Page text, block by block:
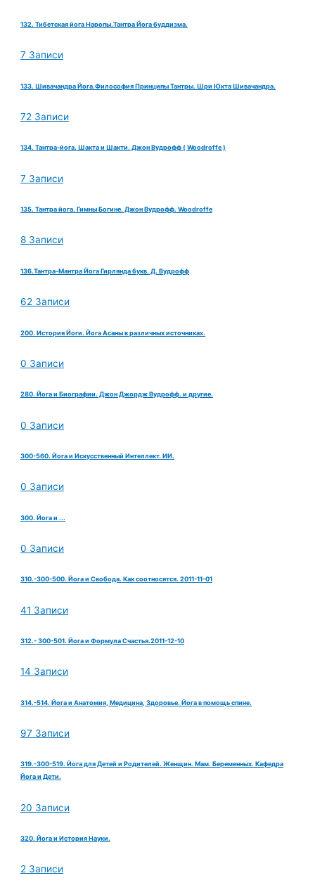
132. Тибетская йога Наропы.Тантра Йога буддизма.
7 Записи
133. Шивачандра Йога.Философия Принципы Тантры. Шри Юкта Шивачандра.
72 Записи
134. Тантра-йога. Шакта и Шакти. Джон Вудрофф ( Woodroffe )
7 Записи
135. Тантра йога. Гимны Богине. Джон Вудрофф. Woodroffe
8 Записи
136.Тантра-Мантра Йога Гирлянда букв. Д. Вудрофф
62 Записи
200. История Йоги. Йога Асаны в различных источниках.
0 Записи
280. Йога и Биографии. Джон Джордж Вудрофф. и другие.
0 Записи
300-560. Йога и Искусственный Интеллект. ИИ.
0 Записи
300. Йога и ...
0 Записи
310.-300-500. Йога и Свобода. Как соотносятся. 2011-11-01
41 Записи
312.- 300-501. Йога и Формула Счастья.2011-12-10
14 Записи
314.-514. Йога и Анатомия, Медицина, Здоровье. Йога в помощь спине.
97 Записи
319.-300-519. Йога для Детей и Родителей. Женщин. Мам. Беременных. Кафедра
Йога и Дети.
20 Записи
320. Йога и История Науки.
2 Записи